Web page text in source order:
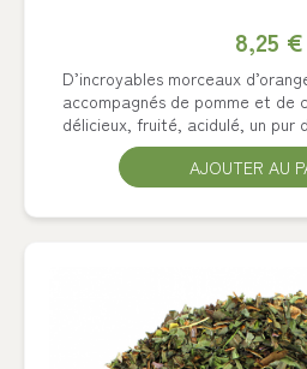
8,25 €
D’incroyables morceaux
accompagnés de pomme et de
délicieux, fruité, acidulé, un pur
AJOUTER AU